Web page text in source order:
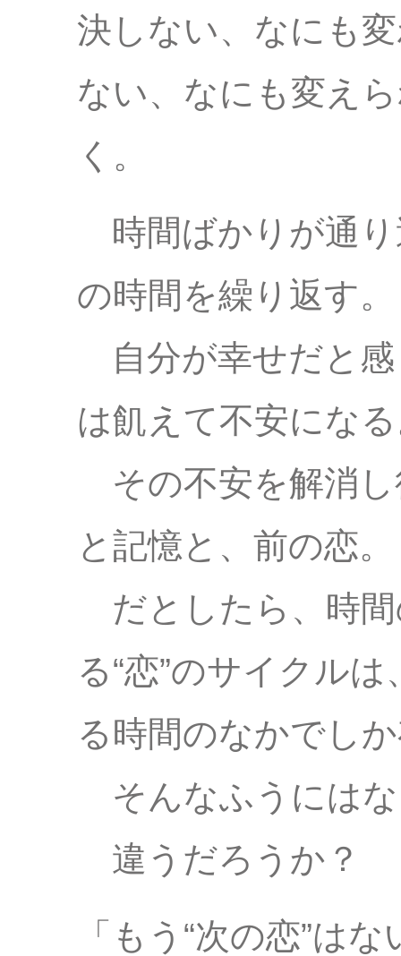
決しない、なにも
ない、なにも変え
く。
時間ばかりが通り
の時間を繰り返す。
自分が幸せだと
は飢えて不安にな
その不安を解消し
と記憶と、前の恋。
だとしたら、時
る“恋”のサイクル
る時間のなかでし
そんなふうには
違うだろうか？
「もう“次の恋”はな